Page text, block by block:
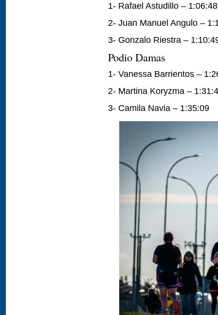
1- Rafael Astudillo – 1:06:48
2- Juan Manuel Angulo –
3- Gonzalo Riestra –
Podio Damas
1- Vanessa Barrientos –
2- Martina Koryzma –
3- Camila Navia – 1:35:09